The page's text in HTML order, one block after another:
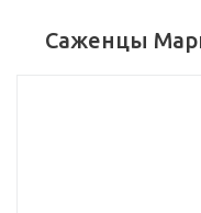
Саженцы